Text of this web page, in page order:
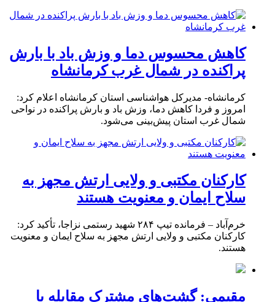
کاهش محسوس دما و وزش باد با بارش
پراکنده در شمال غرب کرمانشاه
کرمانشاه- مدیرکل هواشناسی استان کرمانشاه اعلام کرد:
امروز و فردا کاهش دما، وزش باد و بارش پراکنده در نواحی
شمال غرب استان پیش‌بینی می‌شود.
کارکنان مکتبی و ولایی ارتش مجهز به
سلاح ایمان و معنویت هستند
خرم‌آباد – فرمانده تیپ ۲۸۴ شهید رستمی نزاجا، تأکید کرد:
کارکنان مکتبی و ولایی ارتش مجهز به سلاح ایمان و معنویت
هستند.
مقیمی: گشت‌های مشترک مقابله با